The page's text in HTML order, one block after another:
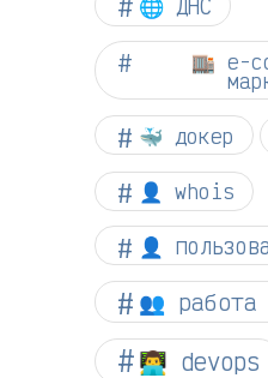
🏬 e-
🐳 докер
👤 whois
👤
👥 работа
👨‍💻 devops